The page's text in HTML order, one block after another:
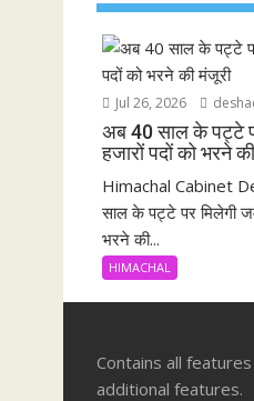
Jul 26, 2026
अब 40 साल के पट्टे
हजारों पदों को भरने
Himachal Cabinet
साल के पट्टे पर मिलेगी
भरने की...
HIMACHAL
Contains all
additional features.